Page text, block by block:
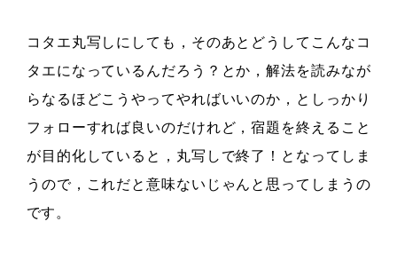
コタエ丸写しにしても，そのあとどうしてこんなコ
タエになっているんだろう？とか，解法を読みなが
らなるほどこうやってやればいいのか，としっかり
フォローすれば良いのだけれど，宿題を終えること
が目的化していると，丸写しで終了！となってしま
うので，これだと意味ないじゃんと思ってしまうの
です。